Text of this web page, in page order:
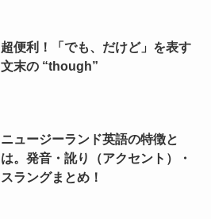
超便利！「でも、だけど」を表す
文末の “though”
ニュージーランド英語の特徴と
は。発音・訛り（アクセント）・
スラングまとめ！